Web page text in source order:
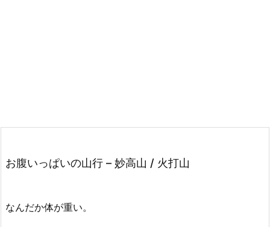
お腹いっぱいの山行 – 妙高山 / 火打山
なんだか体が重い。